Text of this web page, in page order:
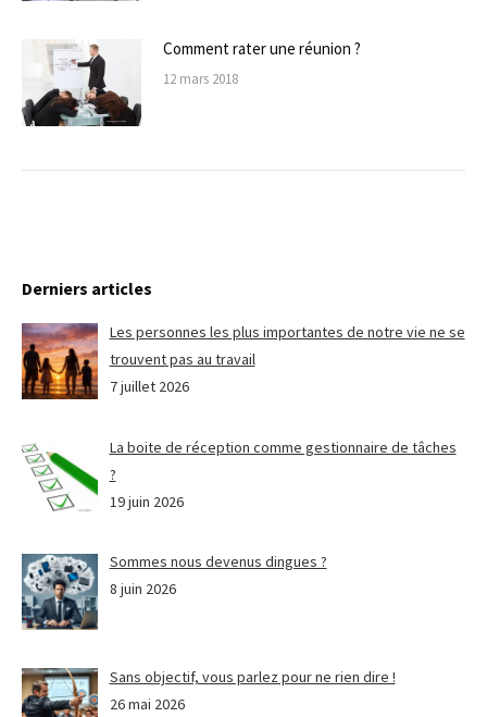
Comment rater une réunion ?
12 mars 2018
Derniers articles
Les personnes les plus importantes de notre vie ne se
trouvent pas au travail
7 juillet 2026
La boite de réception comme gestionnaire de tâches
?
19 juin 2026
Sommes nous devenus dingues ?
8 juin 2026
Sans objectif, vous parlez pour ne rien dire !
26 mai 2026